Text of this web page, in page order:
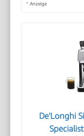
* Anzeige
De'Longhi